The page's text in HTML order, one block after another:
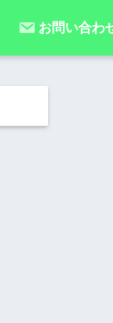
お問い合わ